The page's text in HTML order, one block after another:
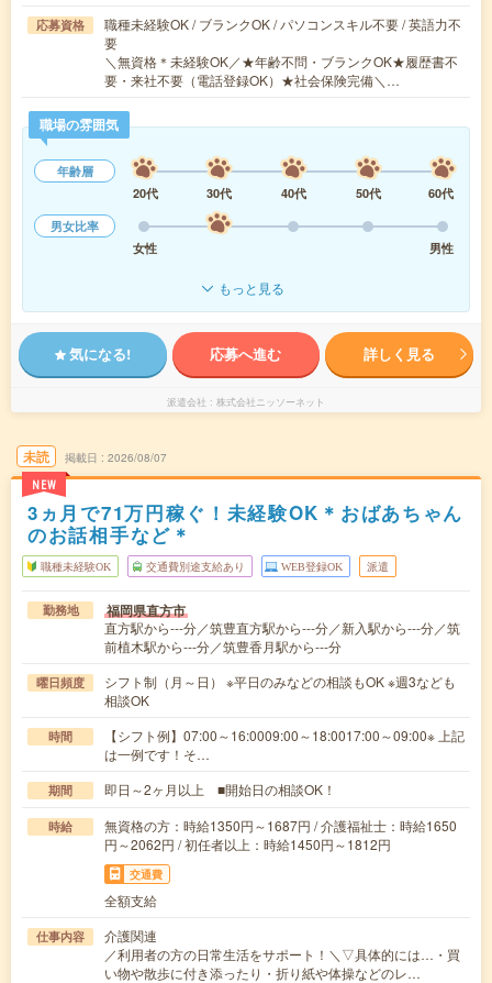
応募資格
職種未経験OK / ブランクOK / パソコンスキル不要 / 英語力不
要
＼無資格＊未経験OK／★年齢不問・ブランクOK★履歴書不
要・来社不要（電話登録OK）★社会保険完備＼…
職場の雰囲気
年齢層
20代
30代 40代 50代
60代
男女比率
女性
男性
もっと見る
気になる! 応募へ進む 詳しく見る
派遣会社 株式会社ニッソーネット
未読
NEW
掲載日 2026/08/07
3ヵ月で71万円稼ぐ！未経験OK＊おばあちゃん
のお話相手など＊
職種未経験OK 交通費別途支給あり WEB登録OK 派遣
勤務地 福岡県直方市
直方駅から---分／筑豊直方駅から---分／新入駅から---分／筑
前植木駅から---分／筑豊香月駅から---分
曜日頻度
シフト制（月～日） ※平日のみなどの相談もOK ※週3なども
相談OK
時間
【シフト例】07:00～16:0009:00～18:0017:00～09:00※ 上記
は一例です！そ…
期間 即日～2ヶ月以上 ■開始日の相談OK！
時給
無資格の方：時給1350円～1687円 / 介護福祉士：時給1650
円～2062円 / 初任者以上：時給1450円～1812円
交通費
全額支給
仕事内容
介護関連
／利用者の方の日常生活をサポート！＼▽具体的には…・買
い物や散歩に付き添ったり・折り紙や体操などのレ…